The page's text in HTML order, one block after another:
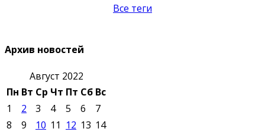
Все теги
Архив новостей
Август 2022
Пн Вт Ср Чт Пт Сб Вс
1
2 3 4 5 6
7
8
9 10 11 12 13 14